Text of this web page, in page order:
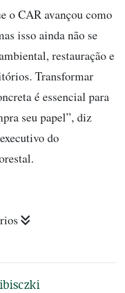
o CAR avançou como
isso ainda não se
restauração e
Transformar
é essencial para
seu papel”, diz
do